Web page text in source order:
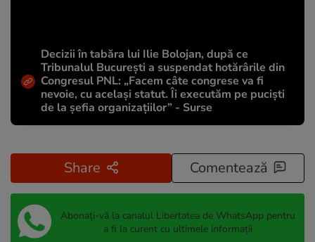
Decizii în tabăra lui Ilie Bolojan, după ce
Tribunalul București a suspendat hotărârile din
Congresul PNL: „Facem câte congrese va fi
nevoie, cu același statut. Îi executăm pe puciști
de la șefia organizațiilor” - Surse
Share Comentează
Abonați-vă la canalul Libertatea de WhatsApp pentru
a fi la curent cu ultimele informații